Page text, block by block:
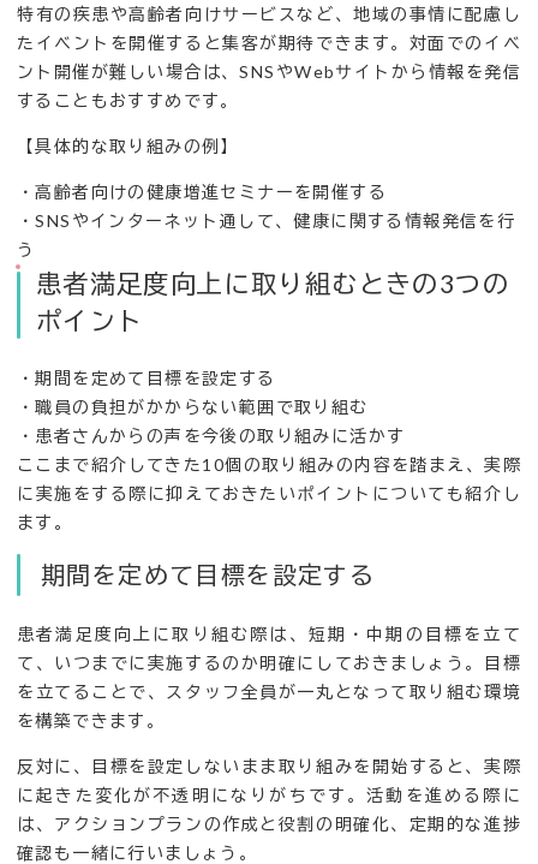
特有の疾患や高齢者向けサービスなど、地域の事情に配慮し
たイベントを開催すると集客が期待できます。対面でのイベ
ント開催が難しい場合は、SNSやWebサイトから情報を発信
することもおすすめです。
【具体的な取り組みの例】
・高齢者向けの健康増進セミナーを開催する
・SNSやインターネット通して、健康に関する情報発信を行
う
患者満足度向上に取り組むときの3つの
ポイント
・期間を定めて目標を設定する
・職員の負担がかからない範囲で取り組む
・患者さんからの声を今後の取り組みに活かす
ここまで紹介してきた10個の取り組みの内容を踏まえ、実際
に実施をする際に抑えておきたいポイントについても紹介し
ます。
期間を定めて目標を設定する
患者満足度向上に取り組む際は、短期・中期の目標を立て
て、いつまでに実施するのか明確にしておきましょう。目標
を立てることで、スタッフ全員が一丸となって取り組む環境
を構築できます。
反対に、目標を設定しないまま取り組みを開始すると、実際
に起きた変化が不透明になりがちです。活動を進める際に
は、アクションプランの作成と役割の明確化、定期的な進捗
確認も一緒に行いましょう。